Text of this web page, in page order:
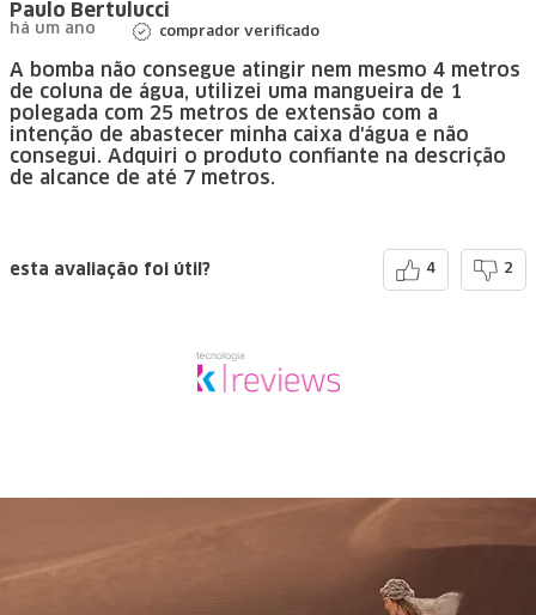
Paulo Bertulucci
há um ano comprador verificado
A bomba não consegue atingir nem mesmo 4 metros
de coluna de água, utilizei uma mangueira de 1
polegada com 25 metros de extensão com a
intenção de abastecer minha caixa d'água e não
consegui. Adquiri o produto confiante na descrição
de alcance de até 7 metros.
esta avaliação foi útil? 4 2